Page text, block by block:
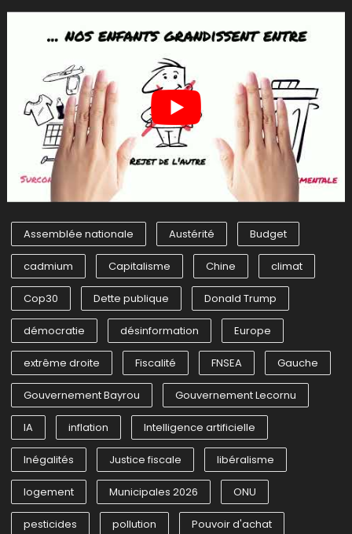
Assemblée nationale Austérité Budget
cadmium Capitalisme Chine climat
Cop30 Dette publique Donald Trump
démocratie désinformation Europe
extrême droite Fiscalité FNSEA Gauche
Gouvernement Bayrou Gouvernement Lecornu
IA inflation Intelligence artificielle
Inégalités Justice fiscale libéralisme
logement Municipales 2026 ONU
pesticides pollution Pouvoir d'achat